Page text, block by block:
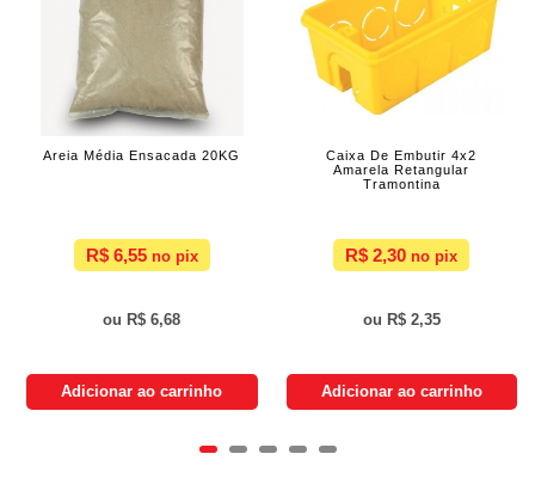
Areia Média Ensacada 20KG
R$ 6,55
R$ 6,68
Adicionar ao carrinho
Caixa De Embutir 4x2
Amarela Retangular
Tramontina
R$ 2,30
R$ 2,35
Adicionar ao carrinho